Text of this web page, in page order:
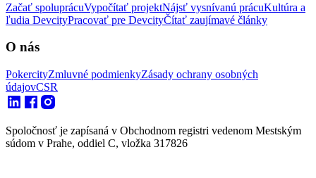
Začať spoluprácuVypočítať projektNájsť vysnívanú prácuKultúra a
ľudia DevcityPracovať pre DevcityČítať zaujímavé články
O nás
PokercityZmluvné podmienkyZásady ochrany osobných
údajovCSR
Spoločnosť je zapísaná v Obchodnom registri vedenom Mestským
súdom v Prahe, oddiel C, vložka 317826